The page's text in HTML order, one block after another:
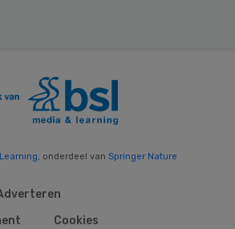
, onderdeel van Springer Nature
Cookies